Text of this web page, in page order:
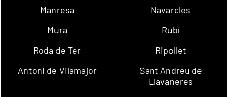
Manresa
Navarcles
Mura
Rubí
Roda de Ter
Ripollet
Antoni de Vilamajor
Sant Andreu de
Llavaneres